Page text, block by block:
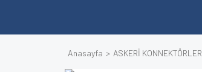
Anasayfa ASKERİ KONNEKTÖRLER